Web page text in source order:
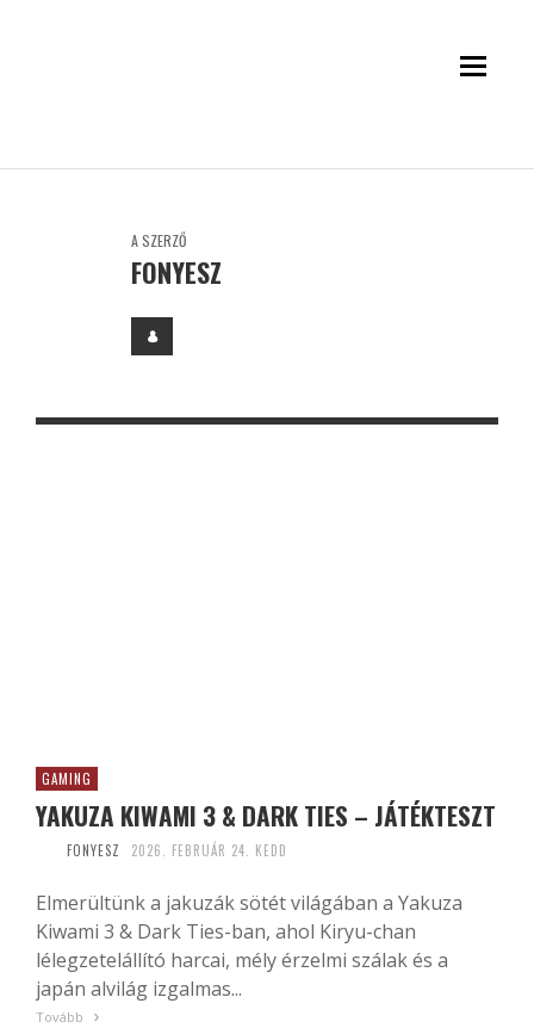
A SZERZŐ
FONYESZ
GAMING
YAKUZA KIWAMI 3 & DARK TIES – JÁTÉKTESZT
FONYESZ 2026. FEBRUÁR 24. KEDD
Elmerültünk a jakuzák sötét világában a Yakuza
Kiwami 3 & Dark Ties-ban, ahol Kiryu-chan
lélegzetelállító harcai, mély érzelmi szálak és a
japán alvilág izgalmas...
Tovább